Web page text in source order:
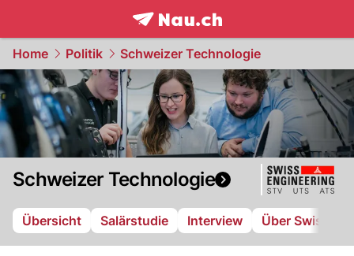
frontpage.NAU.ch
Home Politik Schweizer Technologie
Schweizer Technologie
Übersicht Salärstudie Interview Über Swiss